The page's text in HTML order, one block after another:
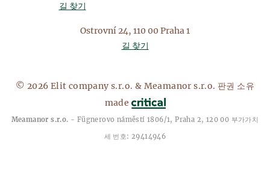
길 찾기
Ostrovní 24, 110 00 Praha 1
길 찾기
© 2026 Elit company s.r.o. & Meamanor s.r.o. 판권 소유
made
Meamanor s.r.o. - Fügnerovo náměstí 1806/1, Praha 2, 120 00 부가가치
세 번호: 29414946